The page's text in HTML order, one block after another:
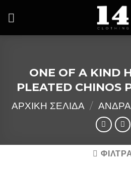
ONE OF A KIND
PLEATED CHINOS
ΑΡΧΙΚΉ ΣΕΛΊΔΑ /